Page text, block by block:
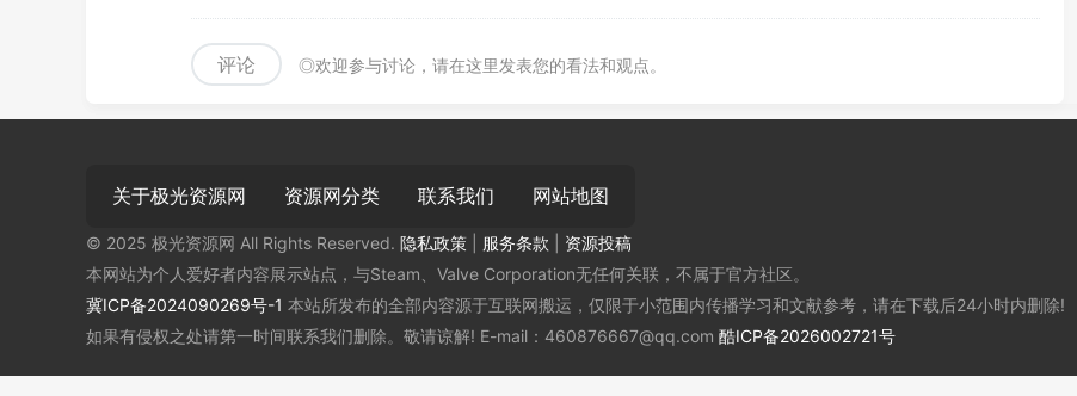
评论 ◎欢迎参与讨论，请在这里发表您的看法和观点。
关于极光资源网 资源网分类 联系我们 网站地图
© 2025 极光资源网 All Rights Reserved. 隐私政策 服务条款
资源投稿
本网站为个人爱好者内容展示站点，与Steam、Valve Corporation无任何关联，不属于官方社区。
冀ICP备2024090269号-1 本站所发布的全部内容源于互联网搬运，仅限于小范围内传播学习和文献参考，请在下载后24小时内删除!
如果有侵权之处请第一时间联系我们删除。敬请谅解! E-mail：460876667@qq.com 酷ICP备2026002721号